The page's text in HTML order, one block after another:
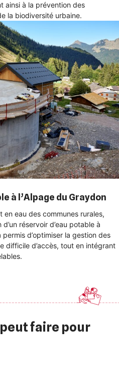
ainsi à la prévention des
la biodiversité urbaine.
à l’Alpage du Graydon
en eau des communes rurales,
réservoir d’eau potable à
d’optimiser la gestion des
difficile d’accès, tout en intégrant
faire pour